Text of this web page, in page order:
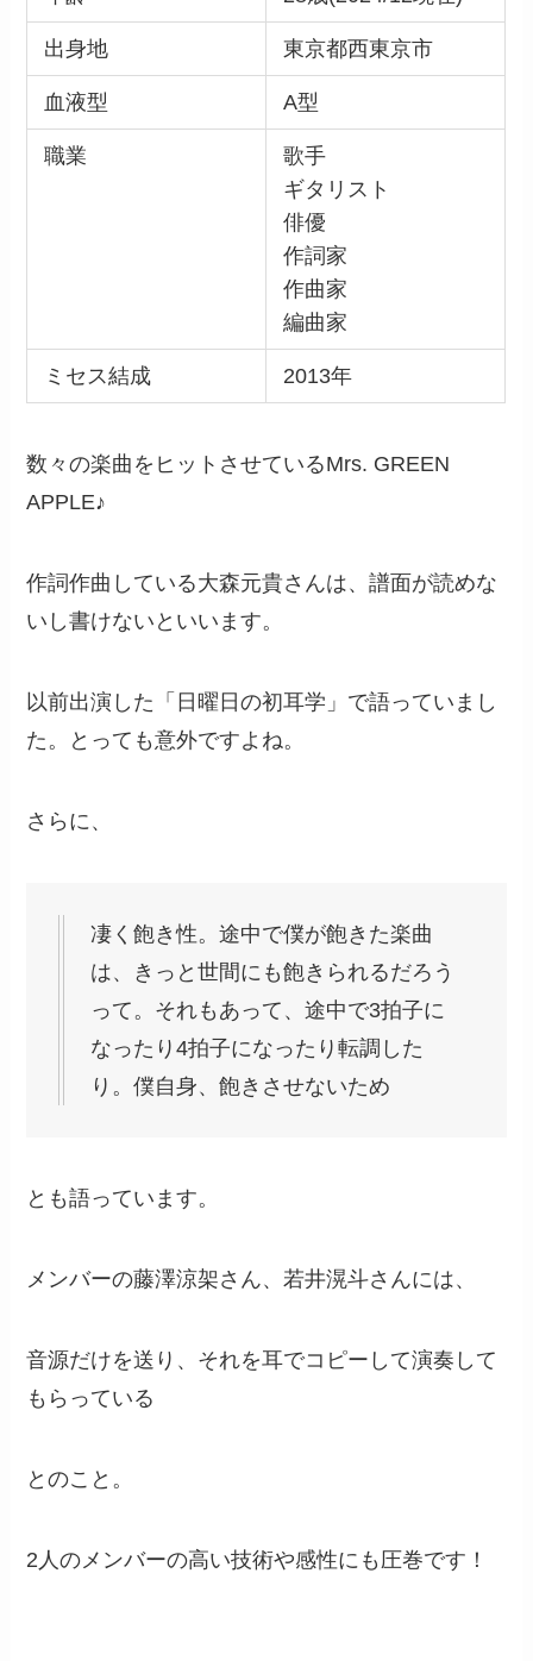
出身地 東京都西東京市
血液型 A型
職業
歌手
ギタリスト
俳優
作詞家
作曲家
編曲家
ミセス結成 2013年
数々の楽曲をヒットさせているMrs. GREEN
APPLE♪
作詞作曲している大森元貴さんは、譜面が読めな
いし書けないといいます。
以前出演した「日曜日の初耳学」で語っていまし
た。とっても意外ですよね。
さらに、
凄く飽き性。途中で僕が飽きた楽曲
は、きっと世間にも飽きられるだろう
って。それもあって、途中で3拍子に
なったり4拍子になったり転調した
り。僕自身、飽きさせないため
とも語っています。
メンバーの藤澤涼架さん、若井滉斗さんには、
音源だけを送り、それを耳でコピーして演奏して
もらっている
とのこと。
2人のメンバーの高い技術や感性にも圧巻です！